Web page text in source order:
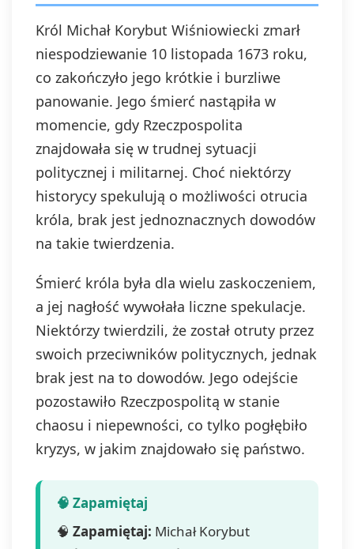
Król Michał Korybut Wiśniowiecki zmarł
niespodziewanie 10 listopada 1673 roku,
co zakończyło jego krótkie i burzliwe
panowanie. Jego śmierć nastąpiła w
momencie, gdy Rzeczpospolita
znajdowała się w trudnej sytuacji
politycznej i militarnej. Choć niektórzy
historycy spekulują o możliwości otrucia
króla, brak jest jednoznacznych dowodów
na takie twierdzenia.
Śmierć króla była dla wielu zaskoczeniem,
a jej nagłość wywołała liczne spekulacje.
Niektórzy twierdzili, że został otruty przez
swoich przeciwników politycznych, jednak
brak jest na to dowodów. Jego odejście
pozostawiło Rzeczpospolitą w stanie
chaosu i niepewności, co tylko pogłębiło
kryzys, w jakim znajdowało się państwo.
🧠 Zapamiętaj: Michał Korybut